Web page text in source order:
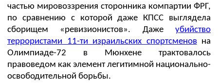
частью мировоззрения сторонника компартии ФРГ,
по сравнению с которой даже КПСС выглядела
сборищем «ревизионистов». Даже убийство
террористами 11-ти израильских спортсменовна
Олимпиаде-72 в Мюнхене трактовалось
правоведом как элемент легитимной национально-
освободительной борьбы.